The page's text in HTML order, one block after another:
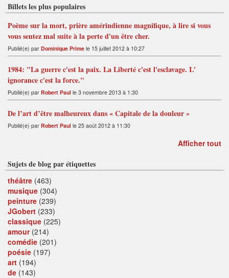
Billets les plus populaires
Poème sur la mort, prière amérindienne magnifique, à lire si vous
vous sentez mal suite à la perte d'un être cher.
Publié(e) par Dominique Prime le 15 juillet 2012 à 10:27
1984: "La guerre c'est la paix. La Liberté c'est l'esclavage. L'
ignorance c'est la force."
Publié(e) par Robert Paul le 3 novembre 2013 à 1:30
De l’art d’être malheureux dans « Capitale de la douleur »
Publié(e) par Robert Paul le 25 août 2012 à 11:30
Afficher tout
Sujets de blog par étiquettes
théâtre (463)
musique (304)
peinture (239)
JGobert (233)
classique (225)
amour(214)
comédie (201)
poésie (197)
art (194)
de (143)